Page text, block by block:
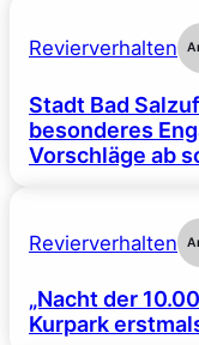
Revierverhalten
Stadt Bad
besonderes
Vorschläge ab
Revierverhalten
„Nacht der
Kurpark